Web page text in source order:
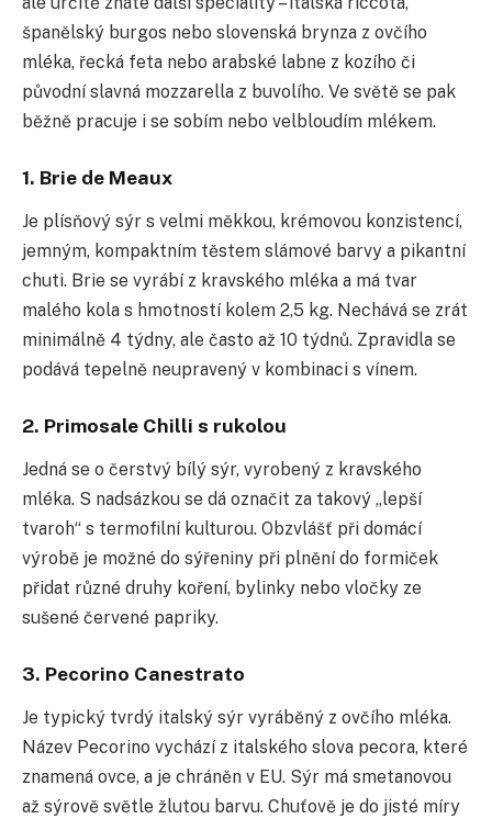
španělský burgos nebo slovenská brynza z ovčího
mléka, řecká feta nebo arabské labne z kozího či
původní slavná mozzarella z buvolího. Ve světě se pak
běžně pracuje i se sobím nebo velbloudím mlékem.
1. Brie de Meaux
Je plísňový sýr s velmi měkkou, krémovou konzistencí,
jemným, kompaktním těstem slámové barvy a pikantní
chuti. Brie se vyrábí z kravského mléka a má tvar
malého kola s hmotností kolem 2,5 kg. Nechává se zrát
minimálně 4 týdny, ale často až 10 týdnů. Zpravidla se
podává tepelně neupravený v kombinaci s vínem.
2. Primosale Chilli s rukolou
Jedná se o čerstvý bílý sýr, vyrobený z kravského
mléka. S nadsázkou se dá označit za takový „lepší
tvaroh“ s termofilní kulturou. Obzvlášť při domácí
výrobě je možné do sýřeniny při plnění do formiček
přidat různé druhy koření, bylinky nebo vločky ze
sušené červené papriky.
3. Pecorino Canestrato
Je typický tvrdý italský sýr vyráběný z ovčího mléka.
Název Pecorino vychází z italského slova pecora, které
znamená ovce, a je chráněn v EU. Sýr má smetanovou
až sýrově světle žlutou barvu. Chuťově je do jisté míry